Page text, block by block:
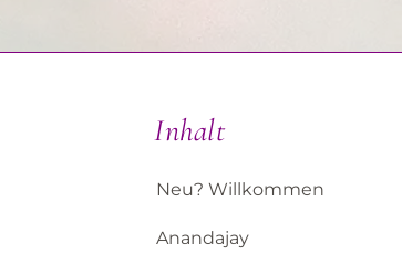
Inhalt
Neu? Willkommen
Anandajay